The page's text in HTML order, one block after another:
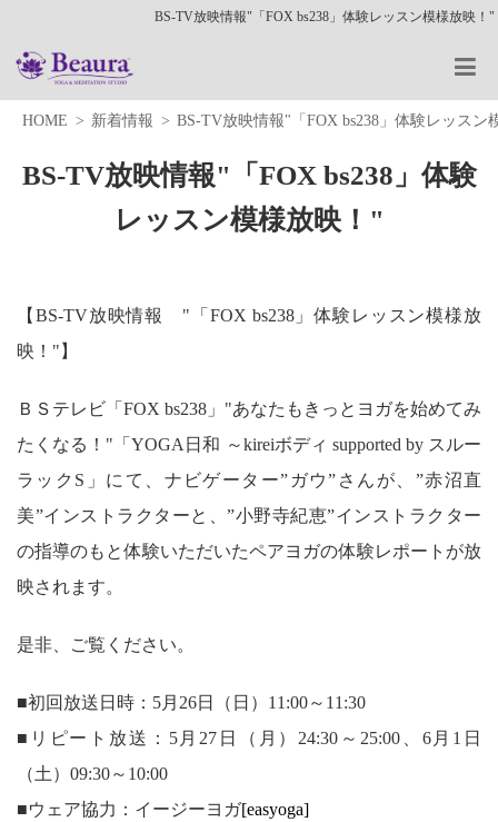
BS-TV放映情報"「FOX bs238」体験レッスン模様放映！"
HOME 新着情報 BS-TV放映情報"「FOX bs238」体験レッスン
BS-TV放映情報"「FOX bs238」体験
レッスン模様放映！"
【BS-TV放映情報 "「FOX bs238」体験レッスン模様放
映！"】
ＢＳテレビ「FOX bs238」"あなたもきっとヨガを始めてみ
たくなる！"「YOGA日和 ～kireiボディ supported by スルー
ラックS」にて、ナビゲーター”ガウ”さんが、”赤沼直
美”インストラクターと、”小野寺紀恵”インストラクター
の指導のもと体験いただいたペアヨガの体験レポートが放
映されます。
是非、ご覧ください。
■初回放送日時：5月26日（日）11:00～11:30
■リピート放送：5月27日（月）24:30～25:00、6月1日
（土）09:30～10:00
■ウェア協力：イージーヨガ[easyoga]